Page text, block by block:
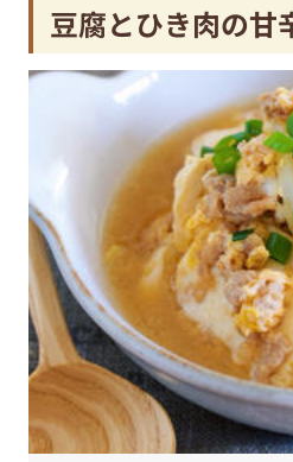
豆腐とひき肉の甘